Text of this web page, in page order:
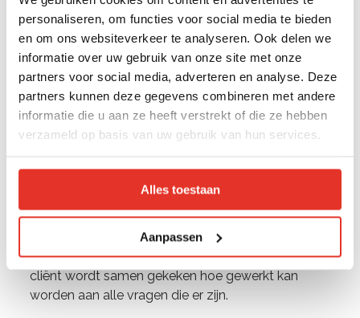
personaliseren, om functies voor social media te bieden
en om ons websiteverkeer te analyseren. Ook delen we
informatie over uw gebruik van onze site met onze
partners voor social media, adverteren en analyse. Deze
partners kunnen deze gegevens combineren met andere
informatie die u aan ze heeft verstrekt of die ze hebben
verzameld op basis van uw gebruik van hun services.
Alles toestaan
Aanpassen
Voor verwijzers
Bij Ontmoeting begrijpen we dat het leven soms
onverwachte uitdagingen met zich meebrengt.
(ambulante) begeleiding, afgestemd op de
individuele behoeften van cliënten. Al onze
medewerkers werken met de SRH-methodiek die
gericht is op ‘present zijn’. Vanuit de relatie met de
cliënt wordt samen gekeken hoe gewerkt kan
worden aan alle vragen die er zijn.